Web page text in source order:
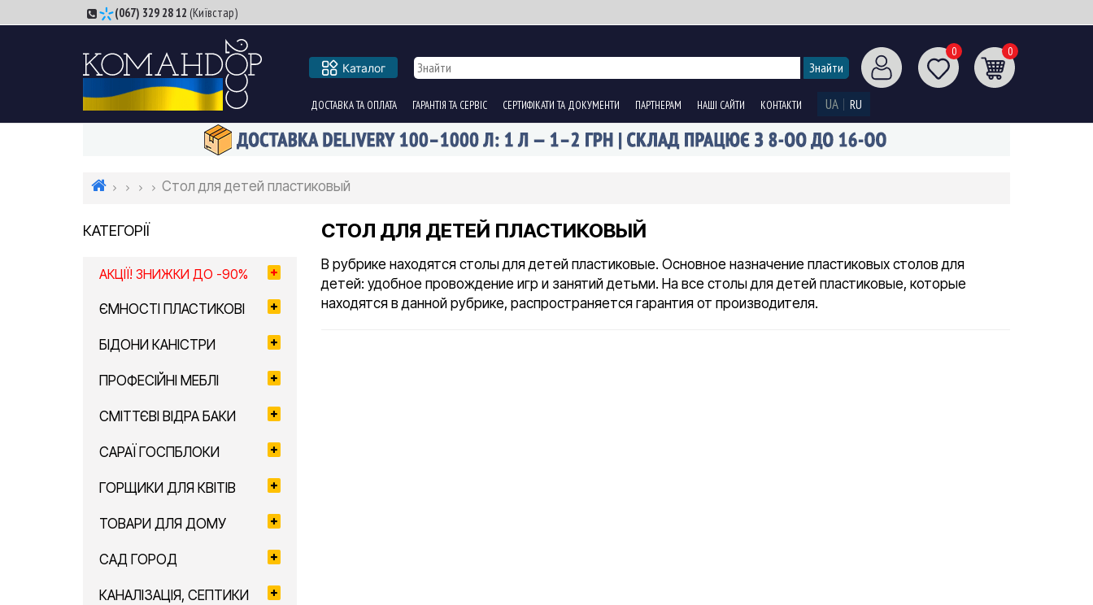
(067) 329 28 12 (Київстар)
Каталог
0 0
ДОСТАВКА ТА ОПЛАТА ГАРАНТІЯ ТА СЕРВІС СЕРТИФІКАТИ ТА ДОКУМЕНТИ ПАРТНЕРАМ НАШІ САЙТИ КОНТАКТИ UA RU
Стол для детей пластиковый
КАТЕГОРІЇ
АКЦІЇ! ЗНИЖКИ ДО -90%
ЄМНОСТІ ПЛАСТИКОВІ
БІДОНИ КАНІСТРИ
ПРОФЕСІЙНІ МЕБЛІ
СМІТТЄВІ ВІДРА БАКИ
САРАЇ ГОСПБЛОКИ
ГОРЩИКИ ДЛЯ КВІТІВ
ТОВАРИ ДЛЯ ДОМУ
САД ГОРОД
КАНАЛІЗАЦІЯ, СЕПТИКИ
СТОЛ ДЛЯ ДЕТЕЙ ПЛАСТИКОВЫЙ
В рубрике находятся столы для детей пластиковые. Основное назначение пластиковых столов для
детей: удобное провождение игр и занятий детьми. На все столы для детей пластиковые, которые
находятся в данной рубрике, распространяется гарантия от производителя.